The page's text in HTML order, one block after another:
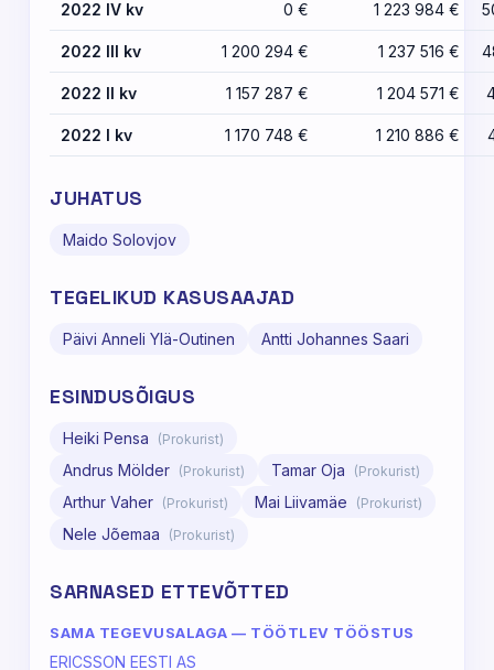
2022 IV kv 0 € 1 223 984 €
2022 III kv 1 200 294 € 1 237 516 €
2022 II kv 1 157 287 € 1 204 571 €
2022 I kv 1 170 748 € 1 210 886 €
JUHATUS
Maido Solovjov
TEGELIKUD KASUSAAJAD
Päivi Anneli Ylä-Outinen Antti Johannes Saari
ESINDUSÕIGUS
Heiki Pensa (Prokurist)
Andrus Mölder (Prokurist) Tamar Oja (Prokurist)
Arthur Vaher (Prokurist) Mai Liivamäe (Prokurist)
Nele Jõemaa (Prokurist)
SARNASED ETTEVÕTTED
SAMA TEGEVUSALAGA — TÖÖTLEV TÖÖSTUS
ERICSSON EESTI AS